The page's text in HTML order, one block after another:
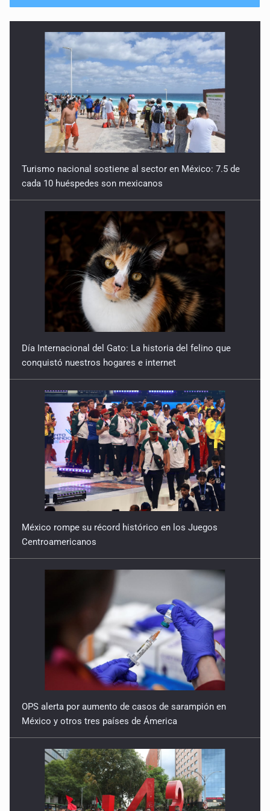
No hay problema de salud
11 de Julio de 2026
Detienen en Tlajomulco a hombre con dos armas de fuego
y más de 50 cartuchos
10 de Julio de 2026
Instalan mesa de seguridad para conductores de ERT
Que tiradero
Detienen a conductor por amenazar con arma tras
incidente vial
9 de Julio de 2026
Reactivarán contraflujo en López Mateos Sur a partir del
13 de julio
Y no se enoje con el FBI
9 de Julio de 2026
Lo que quedó del mundial
8 de Julio de 2026
Hombre es investigado por ser autor intelectual del
feminicidio de su madre
7 de Julio de 2026
A ver cuántos quedan
Turismo nacional sostiene al sector en México: 7.5 de
cada 10 huéspedes son mexicanos
Día Internacional del Gato: La historia del felino que
conquistó nuestros hogares e internet
México rompe su récord histórico en los Juegos
Centroamericanos
OPS alerta por aumento de casos de sarampión en
México y otros tres países de Ámerica